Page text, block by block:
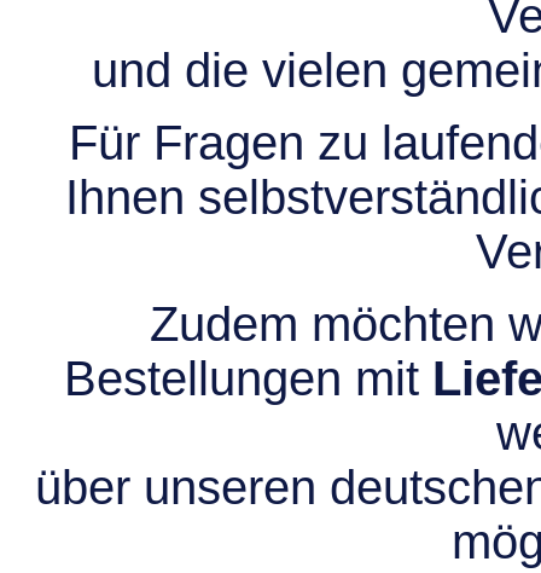
und die vielen
Für Fragen zu
Ihnen
Zudem möchten
Bestellungen mit
über unseren